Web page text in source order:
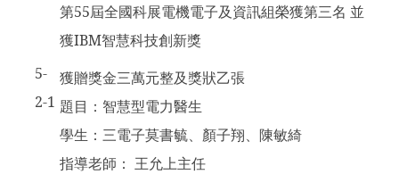
5-
2-1
第55屆全國科展電機電子及資訊組榮獲第三名 並
獲IBM智慧科技創新獎
獲贈獎金三萬元整及獎狀乙張
題目：智慧型電力醫生
學生：三電子莫書毓、顏子翔、陳敏綺
指導老師： 王允上主任